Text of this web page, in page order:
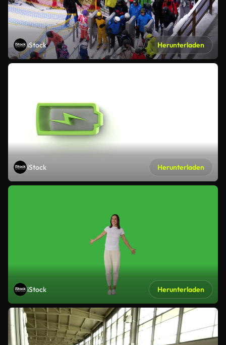
iStock Herunterladen
iStock Herunterladen
iStock Herunterladen